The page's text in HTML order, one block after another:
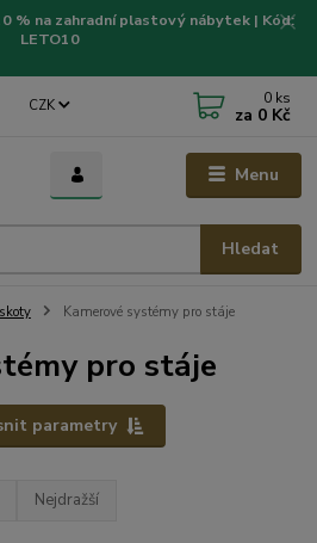
% na zahradní plastový nábytek | Kód:
LETO10
Menu
CZK
Hledat
0 ks
za 0 Kč
Kamerové systémy pro stáje
pro stáje
parametry
Nejdražší